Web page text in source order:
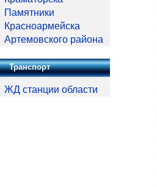
Памятники
Красноармейска
Артемовского района
Транспорт
ЖД станции области